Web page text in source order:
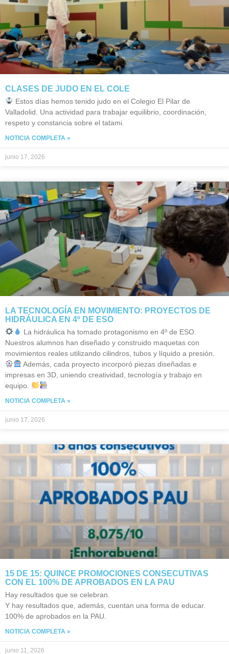
CLASES DE JUDO EN EL COLE
Estos días hemos tenido judo en el Colegio El Pilar de
Valladolid. Una actividad para trabajar equilibrio, coordinación,
respeto y constancia sobre el tatami.
NOTICIA COMPLETA »
junio 17, 2026
LA TECNOLOGÍA EN MOVIMIENTO: PROYECTOS DE
HIDRÁULICA EN 4º DE ESO
La hidráulica ha tomado protagonismo en 4º de ESO.
Nuestros alumnos han diseñado y construido maquetas con
movimientos reales utilizando cilindros, tubos y líquido a presión.
Además, cada proyecto incorporó piezas diseñadas e
impresas en 3D, uniendo creatividad, tecnología y trabajo en
equipo.
NOTICIA COMPLETA »
junio 17, 2026
15 DE 15: QUINCE PROMOCIONES CONSECUTIVAS
CON EL 100% DE APROBADOS EN LA PAU
Hay resultados que se celebran.
Y hay resultados que, además, cuentan una forma de educar.
100% de aprobados en la PAU.
NOTICIA COMPLETA »
junio 11, 2026